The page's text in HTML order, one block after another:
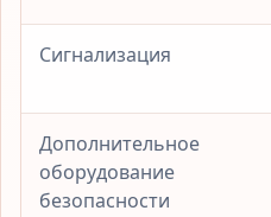
Сигнализация
Дополнительное
оборудование
безопасности